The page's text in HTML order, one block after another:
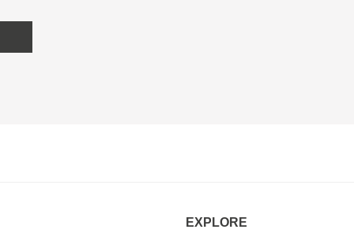
EXPLORE